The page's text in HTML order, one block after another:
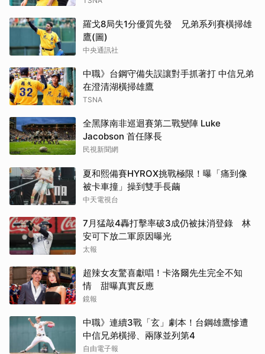
羅戈8局失1分優質先發 兄弟系列賽橫掃雄
鷹(圖)
中央通訊社
中職》台鋼守備失誤讓對手抓著打 中信兄弟
在澄清湖橫掃雄鷹
TSNA
全黑隊南非巡迴賽第二戰變陣 Luke
Jacobson 首任隊長
民視新聞網
夏和熙備賽HYROX挑戰極限！曝「痛到像
被卡車撞」操到雙手長繭
中天電視台
7月猛敲4轟打擊率破3成仍被抹消登錄 林
安可下放二軍原因曝光
太報
超辣女友驚喜獻唱！卡洛爾先生完全不知
情 甜曝真實反應
鏡報
中職》連續3戰「玄」劇本！台鋼雄鷹慘遭
中信兄弟橫掃、兩隊並列第4
自由電子報